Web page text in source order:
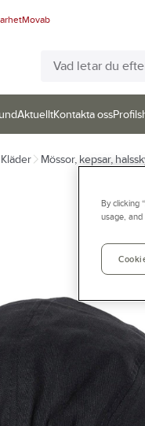
Movab
AktuelltKontakta oss
Kläder Mössor, kepsar,
By clicking
usage, and